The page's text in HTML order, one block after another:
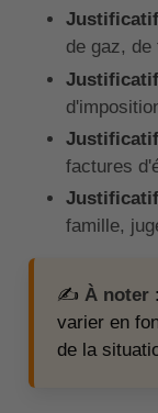
de gaz, de
factures
famille,
✍️ À noter:
varier en
de la